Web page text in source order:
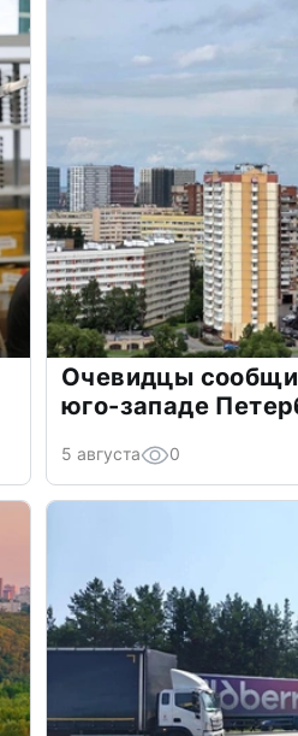
Очевидцы
юго-западе
5 августа 0